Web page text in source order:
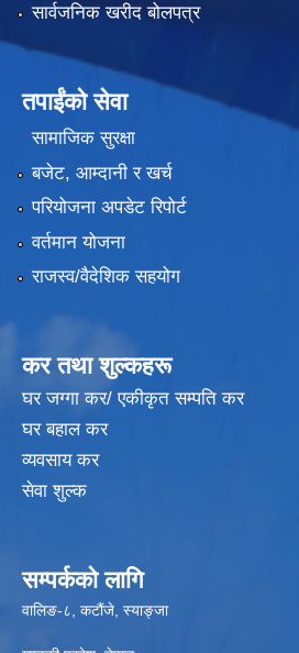
सार्वजनिक खरीद बोलपत्र
तपाईंको सेवा
सामाजिक सुरक्षा
बजेट, आम्दानी र खर्च
परियोजना अपडेट रिपोर्ट
वर्तमान योजना
राजस्व/वैदेशिक सहयोग
कर तथा शुल्कहरू
घर जग्गा कर/ एकीकृत सम्पति कर
घर बहाल कर
व्यवसाय कर
सेवा शुल्क
सम्पर्कको लागि
वालिङ-८, कटौंजे, स्याङ्जा